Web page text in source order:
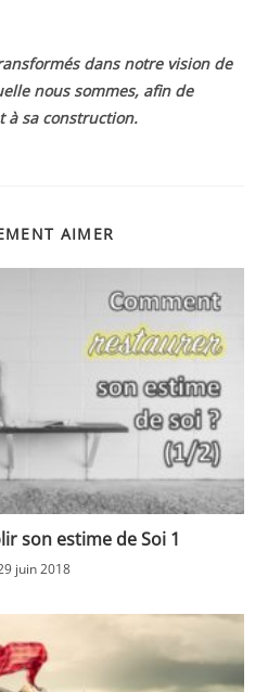
dans notre vision de
nous sommes, afin de
à sa construction.
AIMER
son estime de Soi 1
juin 2018